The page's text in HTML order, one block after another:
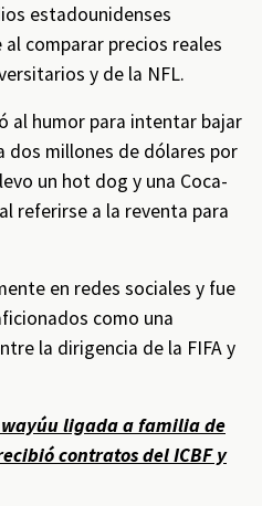
estadounidenses
comparar precios reales
y de la NFL.
al humor para intentar bajar
dos millones de dólares por
un hot dog y una Coca-
referirse a la reventa para
en redes sociales y fue
como una
la dirigencia de la FIFA y
wayúu ligada a familia de
contratos del ICBF y